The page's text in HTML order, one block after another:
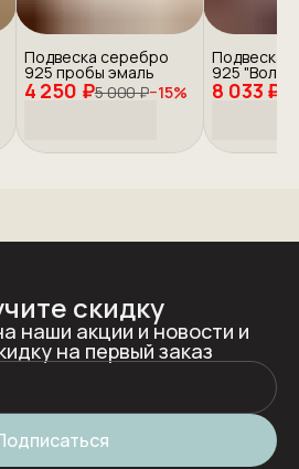
4 250 ₽5 000 ₽−15%
Подвеска серебро
925 пробы эмаль
8 033 ₽
Подвеска
925 "Волки"
скидку
наши акции и новости и
на первый заказ